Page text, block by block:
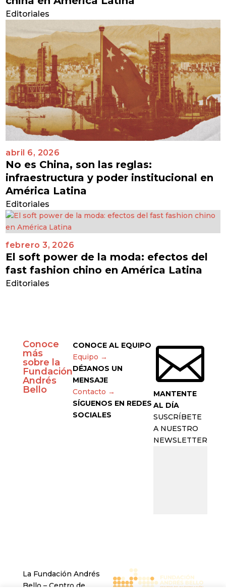
Editoriales
abril 6, 2026
No es China, son las reglas:
infraestructura y poder institucional en
América Latina
Editoriales
febrero 3, 2026
El soft power de la moda: efectos del
fast fashion chino en América Latina
Editoriales
Conoce
más
sobre la
Fundación
Andrés
Bello
CONOCE AL EQUIPO
Equipo →
DÉJANOS UN
MENSAJE
Contacto →
SÍGUENOS EN REDES
SOCIALES

MANTENTE
AL DÍA
SUSCRÍBETE
A NUESTRO
NEWSLETTER
La Fundación Andrés
Bello – Centro de